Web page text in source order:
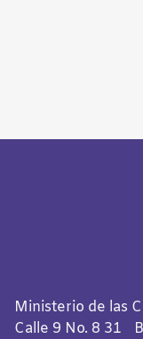
Ministerio de las
Calle 9 No. 8 31